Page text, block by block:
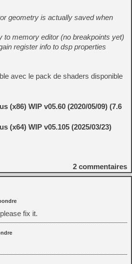
geometry is actually saved when
to memory editor (no breakpoints yet)
register info to dsp properties
avec le pack de shaders disponible
(x86) WIP v05.60 (2020/05/09) (7.6
(x64) WIP v05.105 (2025/03/23)
2 commentaires
fix it.